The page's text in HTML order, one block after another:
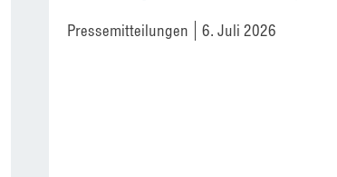
Pressemitteilungen 6. Juli 2026